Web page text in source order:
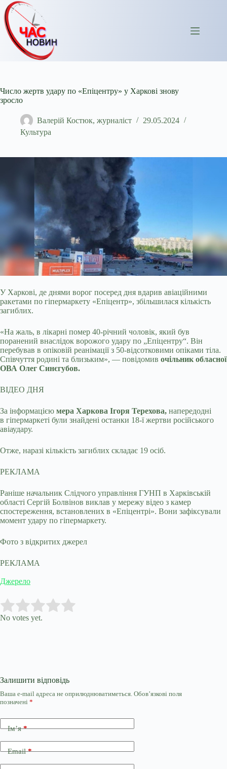
Перейти
до
вмісту
Число жертв удару по «Епіцентру» у Харкові знову
зросло
Валерій Костюк, журналіст
29.05.2024
Культура
У Харкові, де днями ворог посеред дня вдарив авіаційними
ракетами по гіпермаркету «Епіцентр», збільшилася кількість
загиблих.
«На жаль, в лікарні помер 40-річний чоловік, який був
поранений внаслідок ворожого удару по „Епіцентру“. Він
перебував в опіковій реанімації з 50-відсотковими опіками тіла.
Співчуття родині та близьким», — повідомив очільник обласної
ОВА Олег Синєгубов.
ВІДЕО ДНЯ
За інформацією мера Харкова Ігоря Терехова, напередодні
в гіпермаркеті були знайдені останки 18-ї жертви російського
авіаудару.
Отже, наразі кількість загиблих складає 19 осіб.
РЕКЛАМА
Раніше начальник Слідчого управління ГУНП в Харківській
області Сергій Болвінов виклав у мережу відео з камер
спостереження, встановлених в «Епіцентрі». Вони зафіксували
момент удару по гіпермаркету.
Фото з відкритих джерел
РЕКЛАМА
Джерело
Rate this item:
No votes yet.
Залишити відповідь
Ваша e-mail адреса не оприлюднюватиметься. Обов’язкові поля
позначені *
Ім’я*
Email*